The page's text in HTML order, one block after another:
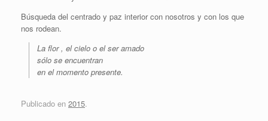
Búsqueda del centrado y paz interior con nosotros y con los que
nos rodean.
La flor , el cielo o el ser amado
sólo se encuentran
en el momento presente.
Publicado en 2015.